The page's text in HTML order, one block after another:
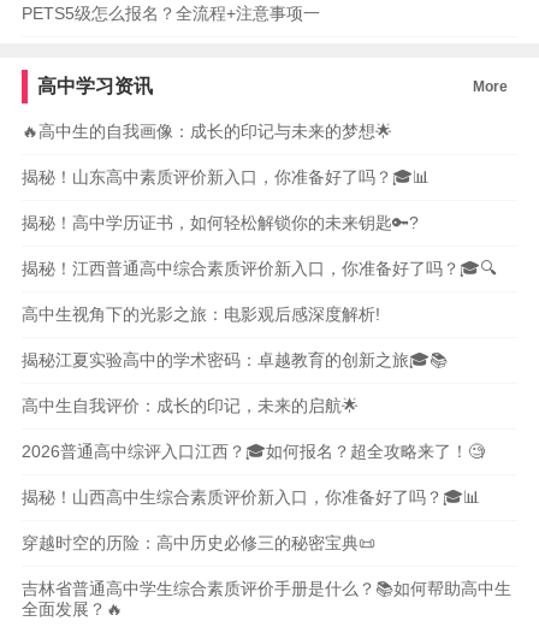
PETS5级怎么报名？全流程+注意事项一
高中学习资讯 More
🔥高中生的自我画像：成长的印记与未来的梦想🌟
揭秘！山东高中素质评价新入口，你准备好了吗？🎓📊
揭秘！高中学历证书，如何轻松解锁你的未来钥匙🔑?
揭秘！江西普通高中综合素质评价新入口，你准备好了吗？🎓🔍
高中生视角下的光影之旅：电影观后感深度解析!
揭秘江夏实验高中的学术密码：卓越教育的创新之旅🎓📚
高中生自我评价：成长的印记，未来的启航🌟
2026普通高中综评入口江西？🎓如何报名？超全攻略来了！🧐
揭秘！山西高中生综合素质评价新入口，你准备好了吗？🎓📊
穿越时空的历险：高中历史必修三的秘密宝典📜
吉林省普通高中学生综合素质评价手册是什么？📚如何帮助高中生
全面发展？🔥